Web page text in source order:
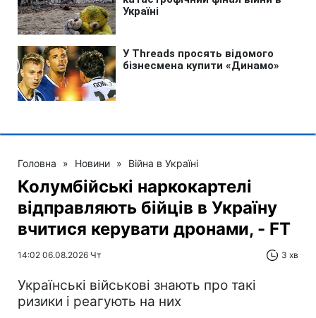
Головна » Новини » Війна в Україні
Колумбійські наркокартелі
відправляють бійців в Україну
вчитися керувати дронами, - FT
14:02 06.08.2026 Чт 3 хв
Українські військові знають про такі
ризики і реагують на них